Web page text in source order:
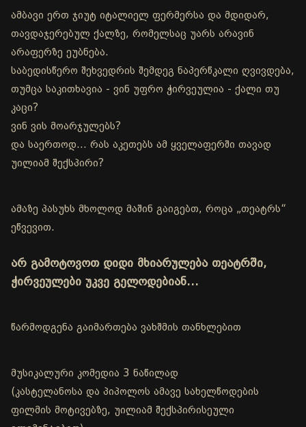
ამბავი ერთ ჯიუტ იტალიელ ფერმერსა და მდიდარ,
თავდაჯერებულ ქალზე, რომელსაც უარს არავინ
არაფერზე ეუბნება.
საბედისწერო შეხვედრის შემდეგ ნაპერწკალი ღვივდება,
თუმცა საკითხავია - ვინ უფრო ჭირვეულია - ქალი თუ
კაცი?
ვინ ვის მოარჯულებს?
და საერთოდ… რას აკეთებს ამ ყველაფერში თავად
უილიამ შექსპირი?
ამაზე პასუხს მხოლოდ მაშინ გაიგებთ, როცა „თეატრს“
ეწვევით.
არ გამოტოვოთ დიდი მხიარულება თეატრში,
ჭირვეულები უკვე გელოდებიან…
წარმოდგენა გაიმართება ვახშმის თანხლებით
მუსიკალური კომედია 3 ნაწილად
(კასტელანოსა და პიპოლოს ამავე სახელწოდების
ფილმის მოტივებზე, უილიამ შექსპირისეული